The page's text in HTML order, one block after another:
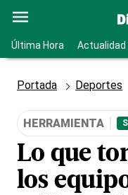
Última Hora Actualidad
Portada Deportes
HERRAMIENTA
Lo que
los